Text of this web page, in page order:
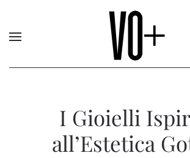
I Gioielli
all’Estetica